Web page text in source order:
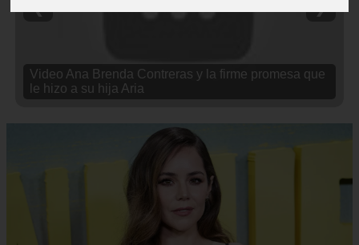
Video Ana Brenda Contreras y la firme promesa que
le hizo a su hija Aria